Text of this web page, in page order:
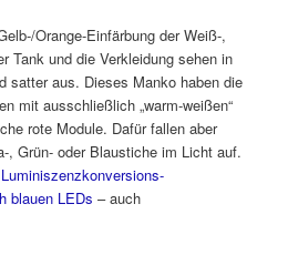
Orange-Einfärbung der Weiß-,
Tank und die Verkleidung sehen in
satter aus. Dieses Manko haben die
mit ausschließlich „warm-weißen“
rote Module. Dafür fallen aber
, Grün- oder Blaustiche im Licht auf.
Luminiszenzkonversions-
blauen LEDs – auch